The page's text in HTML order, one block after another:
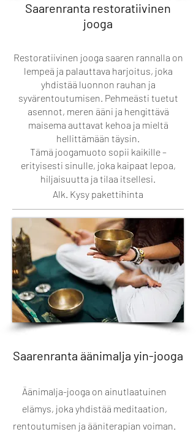
Saarenranta restoratiivinen
jooga
Restoratiivinen jooga saaren rannalla on
lempeä ja palauttava harjoitus, joka
yhdistää luonnon rauhan ja
syvärentoutumisen. Pehmeästi tuetut
asennot, meren ääni ja hengittävä
maisema auttavat kehoa ja mieltä
hellittämään täysin.
Tämä joogamuoto sopii kaikille –
erityisesti sinulle, joka kaipaat lepoa,
hiljaisuutta ja tilaa itsellesi.
Alk. Kysy pakettihinta
Saarenranta äänimalja yin-jooga
Äänimalja-jooga on ainutlaatuinen
elämys, joka yhdistää meditaation,
rentoutumisen ja ääniterapian voiman.